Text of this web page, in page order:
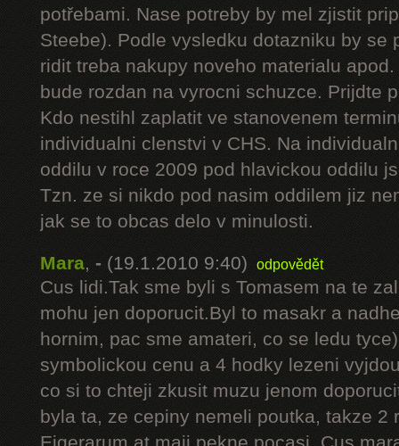
potřebami. Nase potreby by mel zjistit
Steebe). Podle vysledku dotazniku by se
ridit treba nakupy noveho materialu
bude rozdan na vyrocni schuzce. Prijdte
Kdo nestihl zaplatit ve stanovenem
individualni clenstvi v CHS. Na
oddilu v roce 2009 pod hlavickou oddilu
Tzn. ze si nikdo pod nasim oddilem jiz
jak se to obcas delo v minulosti.
Mara, - (19.1.2010 9:40) odpovědět
Cus lidi.Tak sme byli s Tomasem na te
mohu jen doporucit.Byl to masakr a
hornim, pac sme amateri, co se ledu
symbolickou cenu a 4 hodky lezeni
co si to chteji zkusit muzu jenom
byla ta, ze cepiny nemeli poutka, takze 2